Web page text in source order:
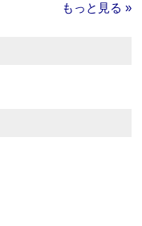
もっと見る »